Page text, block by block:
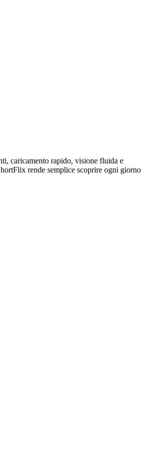
caricamento rapido, visione fluida e
rende semplice scoprire ogni giorno